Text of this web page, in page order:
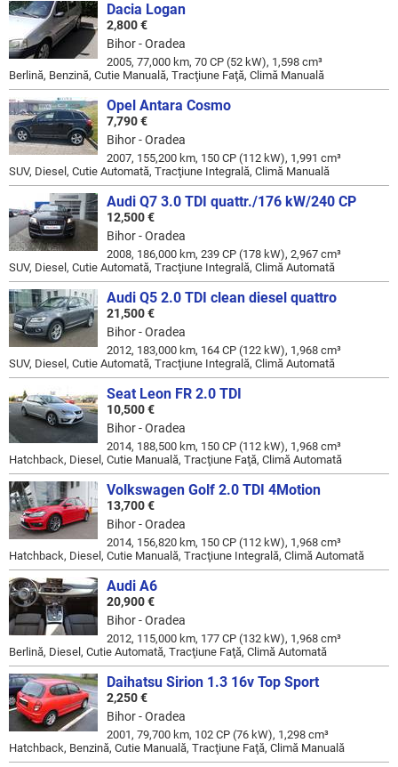
Dacia Logan
2,800 €
Bihor - Oradea
2005, 77,000 km, 70 CP (52 kW), 1,598 cm³
Berlină, Benzină, Cutie Manuală, Tracţiune Faţă, Climă Manuală
Opel Antara Cosmo
7,790 €
Bihor - Oradea
2007, 155,200 km, 150 CP (112 kW), 1,991 cm³
SUV, Diesel, Cutie Automată, Tracţiune Integrală, Climă Manuală
Audi Q7 3.0 TDI quattr./176 kW/240 CP
12,500 €
Bihor - Oradea
2008, 186,000 km, 239 CP (178 kW), 2,967 cm³
SUV, Diesel, Cutie Automată, Tracţiune Integrală, Climă Automată
Audi Q5 2.0 TDI clean diesel quattro
21,500 €
Bihor - Oradea
2012, 183,000 km, 164 CP (122 kW), 1,968 cm³
SUV, Diesel, Cutie Automată, Tracţiune Integrală, Climă Automată
Seat Leon FR 2.0 TDI
10,500 €
Bihor - Oradea
2014, 188,500 km, 150 CP (112 kW), 1,968 cm³
Hatchback, Diesel, Cutie Manuală, Tracţiune Faţă, Climă Automată
Volkswagen Golf 2.0 TDI 4Motion
13,700 €
Bihor - Oradea
2014, 156,820 km, 150 CP (112 kW), 1,968 cm³
Hatchback, Diesel, Cutie Manuală, Tracţiune Integrală, Climă Automată
Audi A6
20,900 €
Bihor - Oradea
2012, 115,000 km, 177 CP (132 kW), 1,968 cm³
Berlină, Diesel, Cutie Automată, Tracţiune Faţă, Climă Automată
Daihatsu Sirion 1.3 16v Top Sport
2,250 €
Bihor - Oradea
2001, 79,700 km, 102 CP (76 kW), 1,298 cm³
Hatchback, Benzină, Cutie Manuală, Tracţiune Faţă, Climă Manuală